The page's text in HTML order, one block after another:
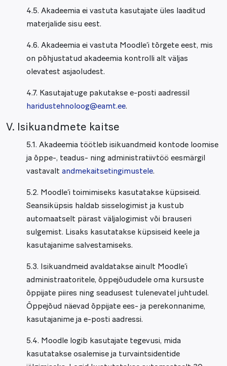
4.5. Akadeemia ei vastuta kasutajate üles laaditud
materjalide sisu eest.
4.6. Akadeemia ei vastuta Moodle’i tõrgete eest, mis
on põhjustatud akadeemia kontrolli alt väljas
olevatest asjaoludest.
4.7. Kasutajatuge pakutakse e-posti aadressil
haridustehnoloog@eamt.ee.
V. Isikuandmete kaitse
5.1. Akadeemia töötleb isikuandmeid kontode loomise
ja õppe-, teadus- ning administratiivtöö eesmärgil
vastavalt andmekaitsetingimustele.
5.2. Moodle’i toimimiseks kasutatakse küpsiseid.
Seansiküpsis haldab sisselogimist ja kustub
automaatselt pärast väljalogimist või brauseri
sulgemist. Lisaks kasutatakse küpsiseid keele ja
kasutajanime salvestamiseks.
5.3. Isikuandmeid avaldatakse ainult Moodle’i
administraatoritele, õppejõududele oma kursuste
õppijate piires ning seadusest tulenevatel juhtudel.
Õppejõud näevad õppijate ees- ja perekonnanime,
kasutajanime ja e-posti aadressi.
5.4. Moodle logib kasutajate tegevusi, mida
kasutatakse osalemise ja turvaintsidentide